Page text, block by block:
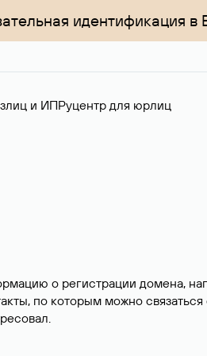
идентификация
и ИПРуцентр для юрлиц
о регистрации домена,
по которым можно связаться